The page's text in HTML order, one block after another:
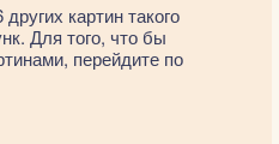
картин такого
Для того, что бы
перейдите по